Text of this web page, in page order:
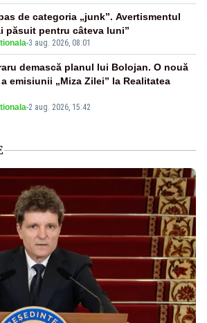
-3 aug. 2026, 08:01
de categoria „junk”. Avertismentul
păsuit pentru câteva luni”
-2 aug. 2026, 15:42
demască planul lui Bolojan. O nouă
emisiunii „Miza Zilei” la Realitatea